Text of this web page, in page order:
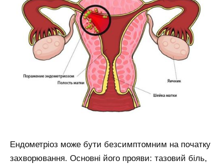
Ендометріоз може бути безсимптомним на початку
захворювання. Основні його прояви: тазовий біль,